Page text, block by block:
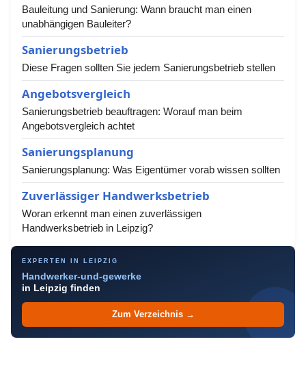
Bauleitung und Sanierung: Wann braucht man einen
unabhängigen Bauleiter?
Sanierungsbetrieb
Diese Fragen sollten Sie jedem Sanierungsbetrieb stellen
Angebotsvergleich
Sanierungsbetrieb beauftragen: Worauf man beim
Angebotsvergleich achtet
Sanierungsplanung
Sanierungsplanung: Was Eigentümer vorab wissen sollten
Zuverlässiger Handwerksbetrieb
Woran erkennt man einen zuverlässigen
Handwerksbetrieb in Leipzig?
EXPERTEN IN LEIPZIG
Handwerker-und-gewerke
in Leipzig finden
Zum Verzeichnis →